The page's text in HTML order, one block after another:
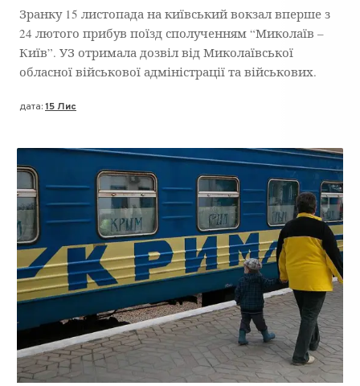
Зранку 15 листопада на київський вокзал вперше з
24 лютого прибув поїзд сполученням “Миколаїв –
Київ”. УЗ отримала дозвіл від Миколаївської
обласної військової адміністрації та військових.
дата:15 Лис